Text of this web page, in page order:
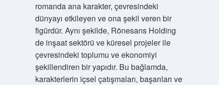
romanda ana karakter, çevresindeki
dünyayı etkileyen ve ona şekil veren bir
figürdür. Aynı şekilde, Rönesans Holding
de inşaat sektörü ve küresel projeler ile
çevresindeki toplumu ve ekonomiyi
şekillendiren bir yapıdır. Bu bağlamda,
karakterlerin içsel çatışmaları, başarıları ve